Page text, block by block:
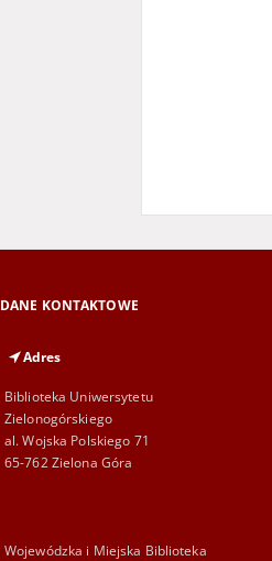
DANE KONTAKTOWE
Adres
Biblioteka Uniwersytetu
Zielonogórskiego
al. Wojska Polskiego 71
65-762 Zielona Góra
Wojewódzka i Miejska Biblioteka